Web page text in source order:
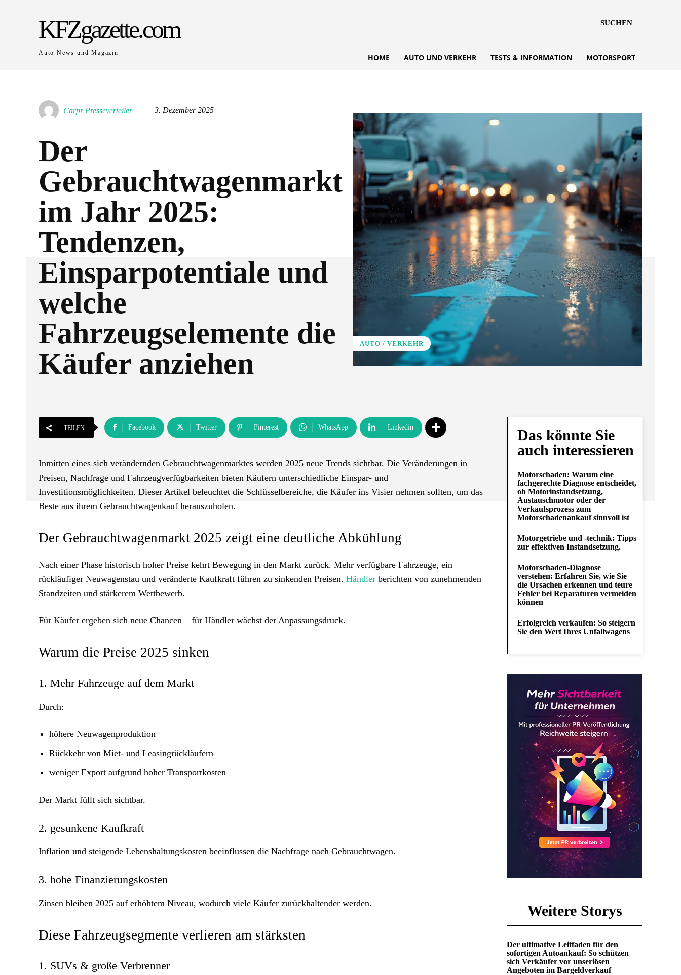
KFZgazette.com
Auto News und Magazin
SUCHEN
HOME AUTO UND VERKEHR TESTS & INFORMATION MOTORSPORT
Carpr Presseverteiler 3. Dezember 2025
Der
Gebrauchtwagenmarkt
im Jahr 2025:
Tendenzen,
Einsparpotentiale und
welche
Fahrzeugselemente die
Käufer anziehen
AUTO / VERKEHR
TEILEN Facebook Twitter Pinterest WhatsApp Linkedin
Inmitten eines sich verändernden Gebrauchtwagenmarktes werden 2025 neue Trends sichtbar. Die Veränderungen in
Preisen, Nachfrage und Fahrzeugverfügbarkeiten bieten Käufern unterschiedliche Einspar- und
Investitionsmöglichkeiten. Dieser Artikel beleuchtet die Schlüsselbereiche, die Käufer ins Visier nehmen sollten, um das
Beste aus ihrem Gebrauchtwagenkauf herauszuholen.
Der Gebrauchtwagenmarkt 2025 zeigt eine deutliche Abkühlung
Nach einer Phase historisch hoher Preise kehrt Bewegung in den Markt zurück. Mehr verfügbare Fahrzeuge, ein
rückläufiger Neuwagenstau und veränderte Kaufkraft führen zu sinkenden Preisen. Händler berichten von zunehmenden
Standzeiten und stärkerem Wettbewerb.
Für Käufer ergeben sich neue Chancen – für Händler wächst der Anpassungsdruck.
Warum die Preise 2025 sinken
1. Mehr Fahrzeuge auf dem Markt
Durch:
höhere Neuwagenproduktion
Rückkehr von Miet- und Leasingrückläufern
weniger Export aufgrund hoher Transportkosten
Der Markt füllt sich sichtbar.
2. gesunkene Kaufkraft
Inflation und steigende Lebenshaltungskosten beeinflussen die Nachfrage nach Gebrauchtwagen.
3. hohe Finanzierungskosten
Zinsen bleiben 2025 auf erhöhtem Niveau, wodurch viele Käufer zurückhaltender werden.
Diese Fahrzeugsegmente verlieren am stärksten
1. SUVs & große Verbrenner
Das könnte Sie
auch interessieren
Motorschaden: Warum eine
fachgerechte Diagnose entscheidet,
ob Motorinstandsetzung,
Austauschmotor oder der
Verkaufsprozess zum
Motorschadenankauf sinnvoll ist
Motorgetriebe und -technik: Tipps
zur effektiven Instandsetzung.
Motorschaden-Diagnose
verstehen: Erfahren Sie, wie Sie
die Ursachen erkennen und teure
Fehler bei Reparaturen vermeiden
können
Erfolgreich verkaufen: So steigern
Sie den Wert Ihres Unfallwagens
Weitere Storys
Der ultimative Leitfaden für den
sofortigen Autoankauf: So schützen
sich Verkäufer vor unseriösen
Angeboten im Bargeldverkauf